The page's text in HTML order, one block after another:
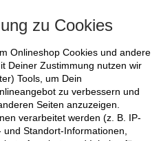
zu Cookies
Onlineshop Cookies und andere
Deiner Zustimmung nutzen wir
Tools, um Dein
zu verbessern und
Seiten anzuzeigen.
verarbeitet werden (z. B. IP-
Standort-Informationen,